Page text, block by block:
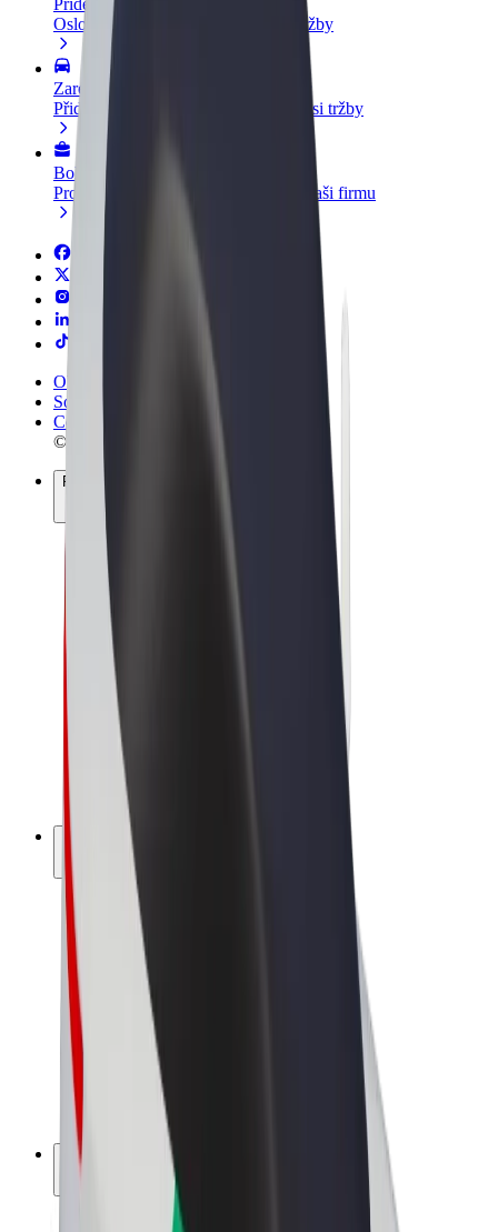
Přidejte restauraci nebo obchod
Oslovte více zákazníků a zvyšte si tržby
Zaregistrujte se jako flotilový partner
Přidejte svou flotilu k Boltu a zvyšte si tržby
Bolt for Business
Produkty a služby Boltu přesně pro vaši firmu
Obchodní podmínky
Soukromí
Cookies
© 2026 Bolt Technology OÜ
Produkty
Jízdy
Koloběžky
Bolt Market
Bolt Food
Bolt Drive
Bolt for Business
E-kola
Bolt Plus
Vydělávejte s Boltem
Řidiči
Výdělky řidiče
Výdělky kurýra
Partneři Bolt Food
Společnost